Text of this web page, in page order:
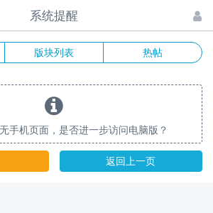
系统提醒
版块列表 热帖
手机页面，是否进一步访问电脑版？
返回上一页